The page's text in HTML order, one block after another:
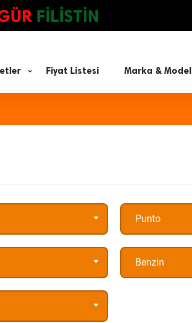
FİLİSTİN
Fiyat Listesi Marka & Model
Punto
Benzin